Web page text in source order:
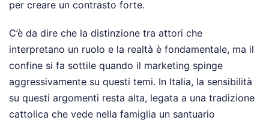
per creare un contrasto forte.
C’è da dire che la distinzione tra attori che
interpretano un ruolo e la realtà è fondamentale, ma il
confine si fa sottile quando il marketing spinge
aggressivamente su questi temi. In Italia, la sensibilità
su questi argomenti resta alta, legata a una tradizione
cattolica che vede nella famiglia un santuario